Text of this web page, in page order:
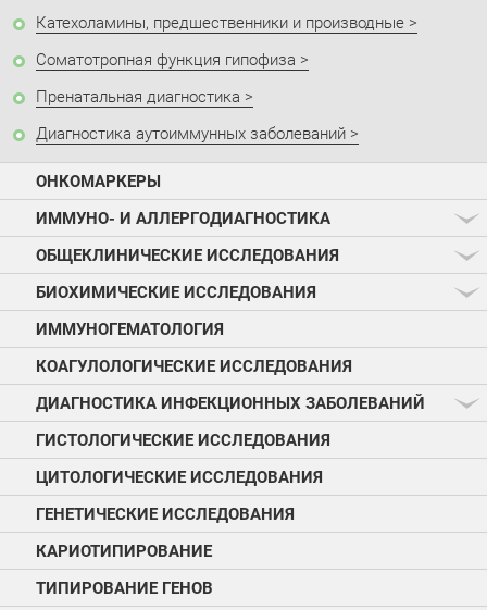
Катехоламины, предшественники и производные
Соматотропная функция гипофиза
Пренатальная диагностика
Диагностика аутоиммунных заболеваний
ОНКОМАРКЕРЫ
ИММУНО- И АЛЛЕРГОДИАГНОСТИКА
ОБЩЕКЛИНИЧЕСКИЕ ИССЛЕДОВАНИЯ
БИОХИМИЧЕСКИЕ ИССЛЕДОВАНИЯ
ИММУНОГЕМАТОЛОГИЯ
КОАГУЛОЛОГИЧЕСКИЕ ИССЛЕДОВАНИЯ
ДИАГНОСТИКА ИНФЕКЦИОННЫХ ЗАБОЛЕВАНИЙ
ГИСТОЛОГИЧЕСКИЕ ИССЛЕДОВАНИЯ
ЦИТОЛОГИЧЕСКИЕ ИССЛЕДОВАНИЯ
ГЕНЕТИЧЕСКИЕ ИССЛЕДОВАНИЯ
КАРИОТИПИРОВАНИЕ
ТИПИРОВАНИЕ ГЕНОВ